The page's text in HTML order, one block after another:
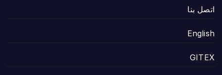
اتصل بنا
English
GITEX